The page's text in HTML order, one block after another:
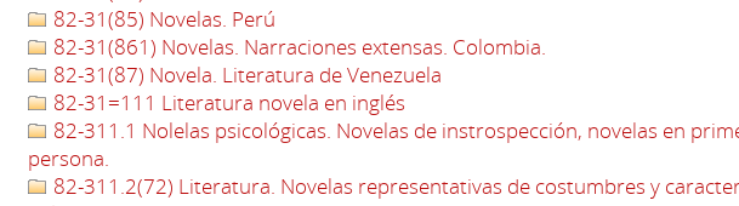
82-31(85) Novelas. Perú
82-31(861) Novelas. Narraciones extensas. Colombia.
82-31(87) Novela. Literatura de Venezuela
82-31=111 Literatura novela en inglés
82-311.1 Nolelas psicológicas. Novelas de instrospección, novelas en
persona.
82-311.2(72) Literatura. Novelas representativas de costumbres y